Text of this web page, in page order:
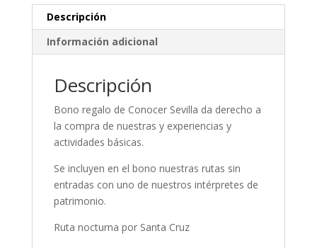
Descripción
Información adicional
Descripción
Bono regalo de Conocer Sevilla da derecho a
la compra de nuestras y experiencias y
actividades básicas.
Se incluyen en el bono nuestras rutas sin
entradas con uno de nuestros intérpretes de
patrimonio.
Ruta nocturna por Santa Cruz